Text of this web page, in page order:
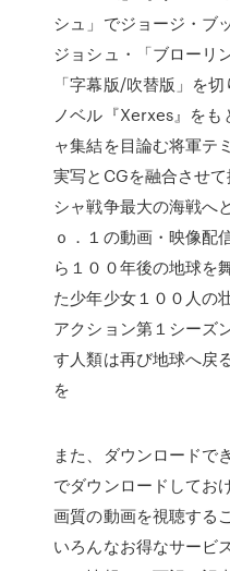
シュ」でジョージ・ブ
ジョシュ・「ブローリ
「字幕版/吹替版」を
ノベル『Xerxes』を
ャ集結を目論む将軍テ
実写とCGを融合させ
シャ戦争最大の海戦へ
ｏ．１の動画・映像配
ら１００年後の地球を
た少年少女１００人の
アクション第１シーズ
す人類は再び地球へ戻
を
また、ダウンロードで
でダウンロードしてお
画質の動画を視聴する
いろんなお得なサービ